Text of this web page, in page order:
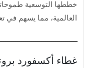
خططها التوسعية
العالمية، مما يسهم في
غطاء أكسفورد